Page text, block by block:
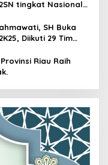
tingkat Nasional
SH Buka
Diikuti 29 Tim
Riau Raih